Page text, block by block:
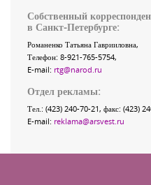
Собственный
в Санкт-Петербурге:
Романенко Татьяна Гаврииловна,
Телефон: 8-921-765-5754,
E-mail: rtg@narod.ru
Отдел рекламы:
Тел.: (423) 240-70-21, факс: (423)
E-mail: reklama@arsvest.ru